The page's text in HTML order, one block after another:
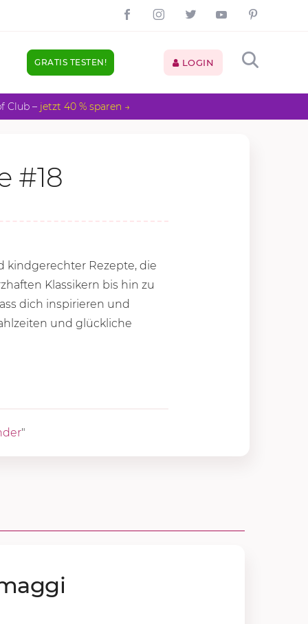
GRATIS TESTEN! LOGIN
Club – jetzt 40 % sparen →
#18
kindgerechter Rezepte, die
Klassikern bis hin zu
dich inspirieren und
und glückliche
"